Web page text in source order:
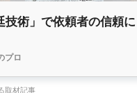
技術」で依頼者の信頼に
プロ
取材記事